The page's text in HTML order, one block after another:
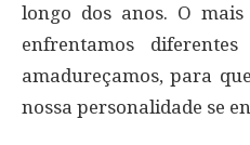
longo dos anos. O
enfrentamos diferentes
amadureçamos, para
nossa personalidade se